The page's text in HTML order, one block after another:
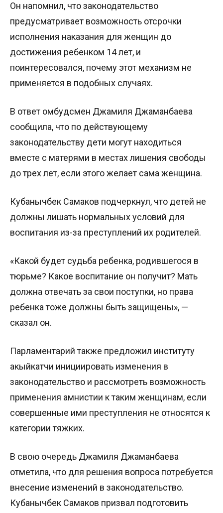
Он напомнил, что законодательство
предусматривает возможность отсрочки
исполнения наказания для женщин до
достижения ребенком 14 лет, и
поинтересовался, почему этот механизм не
применяется в подобных случаях.
В ответ омбудсмен Джамиля Джаманбаева
сообщила, что по действующему
законодательству дети могут находиться
вместе с матерями в местах лишения свободы
до трех лет, если этого желает сама женщина.
Кубанычбек Самаков подчеркнул, что детей не
должны лишать нормальных условий для
воспитания из-за преступлений их родителей.
«Какой будет судьба ребенка, родившегося в
тюрьме? Какое воспитание он получит? Мать
должна отвечать за свои поступки, но права
ребенка тоже должны быть защищены», —
сказал он.
Парламентарий также предложил институту
акыйкатчи инициировать изменения в
законодательство и рассмотреть возможность
применения амнистии к таким женщинам, если
совершенные ими преступления не относятся к
категории тяжких.
В свою очередь Джамиля Джаманбаева
отметила, что для решения вопроса потребуется
внесение изменений в законодательство.
Кубанычбек Самаков призвал подготовить